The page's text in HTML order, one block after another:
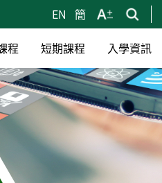
EN 簡
程 短期課程 入學資訊